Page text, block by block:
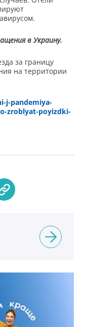
в Украину.
за границу
на территории
j-pandemiya-
zroblyat-poyizdki-